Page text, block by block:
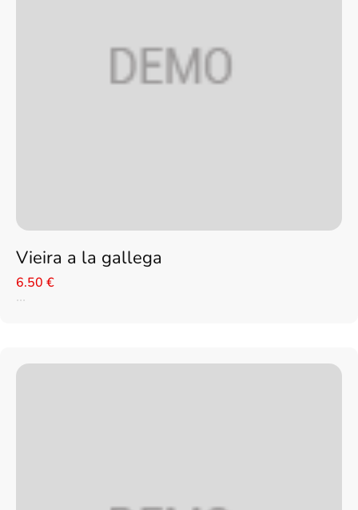
Vieira a la gallega
6.50 €
...